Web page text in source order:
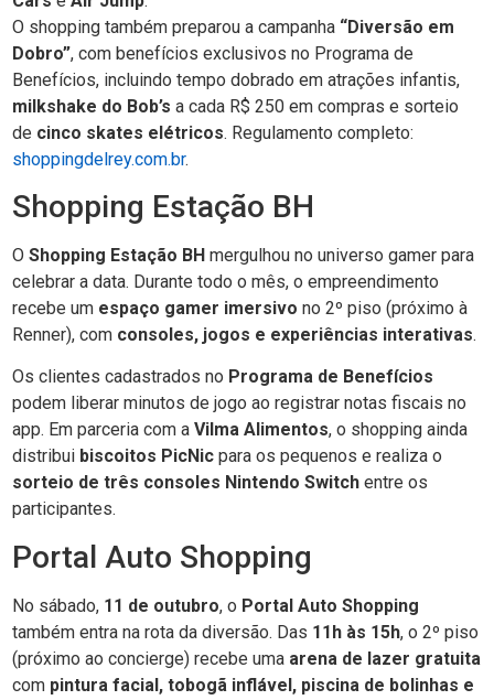
O shopping também preparou a campanha “Diversão em
Dobro”, com benefícios exclusivos no Programa de
Benefícios, incluindo tempo dobrado em atrações infantis,
milkshake do Bob’s a cada R$ 250 em compras e sorteio
de cinco skates elétricos. Regulamento completo:
shoppingdelrey.com.br.
Shopping Estação BH
O Shopping Estação BH mergulhou no universo gamer para
celebrar a data. Durante todo o mês, o empreendimento
recebe um espaço gamer imersivo no 2º piso (próximo à
Renner), com consoles, jogos e experiências interativas.
Os clientes cadastrados no Programa de Benefícios
podem liberar minutos de jogo ao registrar notas fiscais no
app. Em parceria com a Vilma Alimentos, o shopping ainda
distribui biscoitos PicNic para os pequenos e realiza o
sorteio de três consoles Nintendo Switch entre os
participantes.
Portal Auto Shopping
No sábado, 11 de outubro, o Portal Auto Shopping
também entra na rota da diversão. Das 11h às 15h, o 2º piso
(próximo ao concierge) recebe uma arena de lazer gratuita
com pintura facial, tobogã inflável, piscina de bolinhas e